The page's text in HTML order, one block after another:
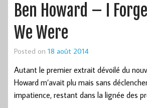
Ben Howard – I
We Were
Posted on 18 août 2014
Autant le premier extrait dévoilé du
Howard m’avait plu mais sans
impatience, restant dans la lignée des